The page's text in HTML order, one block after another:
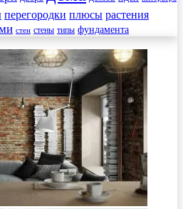
перегородки плюсы растения
стен стены типы фундамента